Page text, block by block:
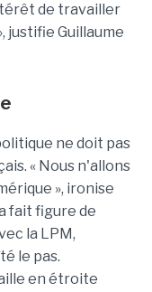
de travailler
justifie Guillaume
ne doit pas
« Nous n'allons
», ironise
fait figure de
la LPM,
le pas.
en étroite